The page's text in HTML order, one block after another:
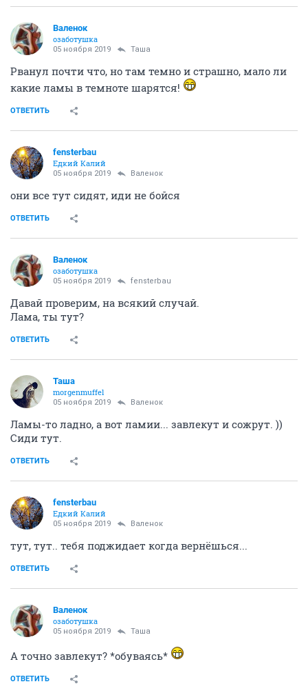
Валенок
озаботушка
05 ноября 2019 Таша
Рванул почти что, но там темно и страшно, мало ли
какие ламы в темноте шарятся!
ОТВЕТИТЬ
fensterbau
Едкий Калий
05 ноября 2019 Валенок
они все тут сидят, иди не бойся
ОТВЕТИТЬ
Валенок
озаботушка
05 ноября 2019 fensterbau
Давай проверим, на всякий случай.
Лама, ты тут?
ОТВЕТИТЬ
Таша
morgenmuffel
05 ноября 2019 Валенок
Ламы-то ладно, а вот ламии... завлекут и сожрут. ))
Сиди тут.
ОТВЕТИТЬ
fensterbau
Едкий Калий
05 ноября 2019 Валенок
тут, тут.. тебя поджидает когда вернёшься...
ОТВЕТИТЬ
Валенок
озаботушка
05 ноября 2019 Таша
А точно завлекут? *обуваясь*
ОТВЕТИТЬ